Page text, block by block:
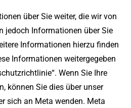
über Sie weiter, die wir von
jedoch Informationen über Sie
Informationen hierzu finden
Informationen weitergegeben
Wenn Sie Ihre
können Sie dies über unser
sich an Meta wenden. Meta